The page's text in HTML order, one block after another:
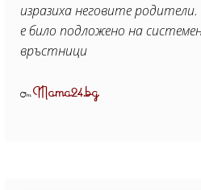
изразиха неговите
е било подложено на
връстници
ОтMama24.bg